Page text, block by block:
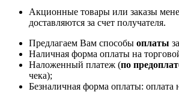
Акционные товары или заказы
доставляются за счет получателя.
Предлагаем Вам способы оплаты
Наличная форма оплаты на
Наложенный платеж (по
чека);
Безналичная форма оплаты: